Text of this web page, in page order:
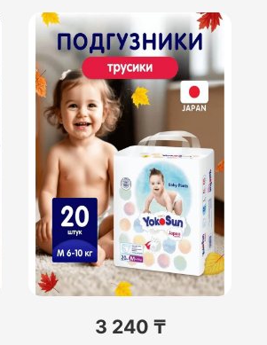
3 240 ₸